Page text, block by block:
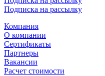
Подписка на рассылку
Компания
О компании
Сертификаты
Партнеры
Вакансии
Расчет стоимости